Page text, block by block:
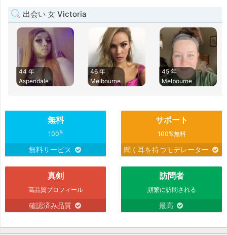
出会い 女 Victoria
44 年
Aspendale
46 年
Melbourne
45 年
Melbourne
無料
100%
無料サービス
サポート
100%無料
聞く耳を持つモデレーター
真剣
高品質プロフィール
確認済み品質
訪問者
頻繁に訪問される
最高